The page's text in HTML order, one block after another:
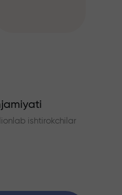
ishtirokchilar